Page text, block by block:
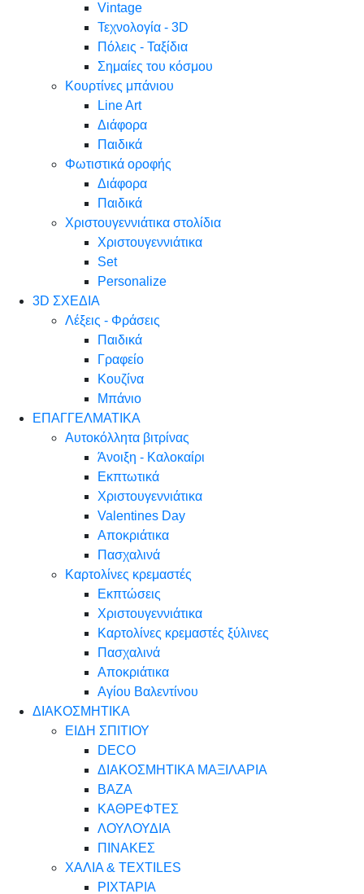
Vintage
Τεχνολογία - 3D
Πόλεις - Ταξίδια
Σημαίες του κόσμου
Κουρτίνες μπάνιου
Line Art
Διάφορα
Παιδικά
Φωτιστικά οροφής
Διάφορα
Παιδικά
Χριστουγεννιάτικα στολίδια
Χριστουγεννιάτικα
Set
Personalize
3D ΣΧΕΔΙΑ
Λέξεις - Φράσεις
Παιδικά
Γραφείο
Κουζίνα
Μπάνιο
ΕΠΑΓΓΕΛΜΑΤΙΚΑ
Αυτοκόλλητα βιτρίνας
Άνοιξη - Καλοκαίρι
Εκπτωτικά
Χριστουγεννιάτικα
Valentines Day
Αποκριάτικα
Πασχαλινά
Καρτολίνες κρεμαστές
Εκπτώσεις
Χριστουγεννιάτικα
Καρτολίνες κρεμαστές ξύλινες
Πασχαλινά
Αποκριάτικα
Αγίου Βαλεντίνου
ΔΙΑΚΟΣΜΗΤΙΚΑ
ΕΙΔΗ ΣΠΙΤΙΟΥ
DECO
ΔΙΑΚΟΣΜΗΤΙΚΑ ΜΑΞΙΛΑΡΙΑ
ΒΑΖΑ
ΚΑΘΡΕΦΤΕΣ
ΛΟΥΛΟΥΔΙΑ
ΠΙΝΑΚΕΣ
ΧΑΛΙΑ & TEXTILES
ΡΙΧΤΑΡΙΑ